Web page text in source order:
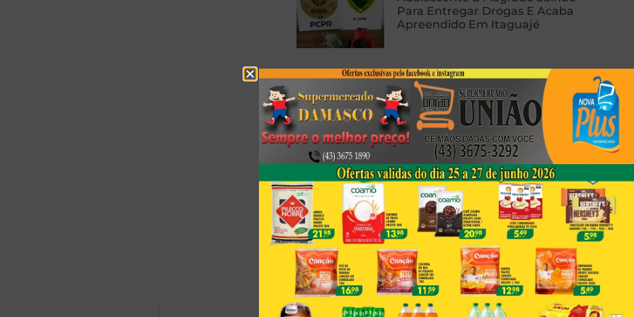
Para Entregar Drogas E Acaba
Apreendido Em Itaguajé
Inquilinos São Indiciados Por
Matar E Enterrar Empresário
Após Cobrança De Aluguel
PCPR Abre Inscrições Para
Concurso Com Salários Até R$ 42
Next